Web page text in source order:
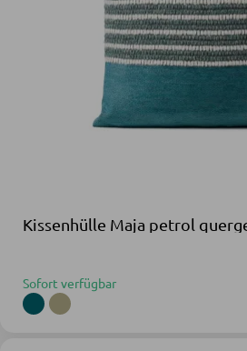
Sofort verfügbar